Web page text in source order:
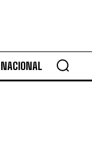
NACIONAL